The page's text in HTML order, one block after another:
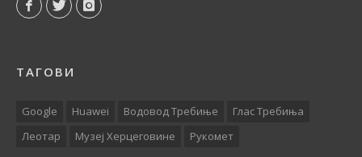
ТАГОВИ
Google Huawei Водовод Требиње
Глас Требиња
Леотар
Музеј Херцеговине Рукомет